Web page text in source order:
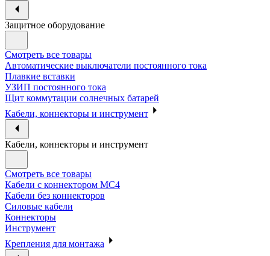
Защитное оборудование
Смотреть все товары
Автоматические выключатели постоянного тока
Плавкие вставки
УЗИП постоянного тока
Щит коммутации солнечных батарей
Кабели, коннекторы и инструмент
Кабели, коннекторы и инструмент
Смотреть все товары
Кабели с коннектором МС4
Кабели без коннекторов
Силовые кабели
Коннекторы
Инструмент
Крепления для монтажа